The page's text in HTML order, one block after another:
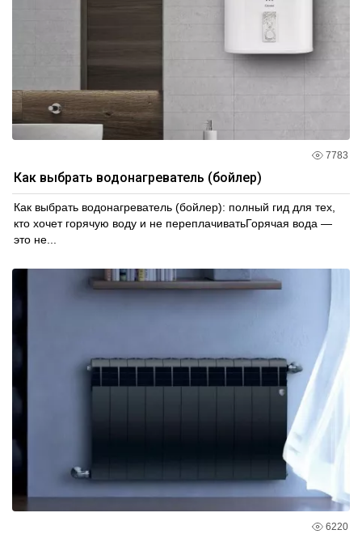
7783
Как выбрать водонагреватель (бойлер)
Как выбрать водонагреватель (бойлер): полный гид для тех,
кто хочет горячую воду и не переплачиватьГорячая вода —
это не...
6220